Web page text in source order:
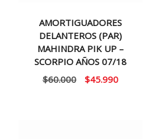
AMORTIGUADORES
DELANTEROS (PAR)
MAHINDRA PIK UP –
SCORPIO AÑOS 07/18
$60.000
El
$45.990El